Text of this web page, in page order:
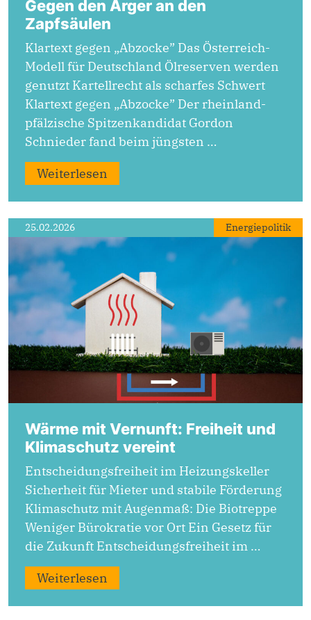
Gegen den Ärger an den
Zapfsäulen
Klartext gegen „Abzocke” Das Österreich-
Modell für Deutschland Ölreserven werden
genutzt Kartellrecht als scharfes Schwert
Klartext gegen „Abzocke” Der rheinland-
pfälzische Spitzenkandidat Gordon
Schnieder fand beim jüngsten …
Weiterlesen
25.02.2026 Energiepolitik
Wärme mit Vernunft: Freiheit und
Klimaschutz vereint
Entscheidungsfreiheit im Heizungskeller
Sicherheit für Mieter und stabile Förderung
Klimaschutz mit Augenmaß: Die Biotreppe
Weniger Bürokratie vor Ort Ein Gesetz für
die Zukunft Entscheidungsfreiheit im …
Weiterlesen